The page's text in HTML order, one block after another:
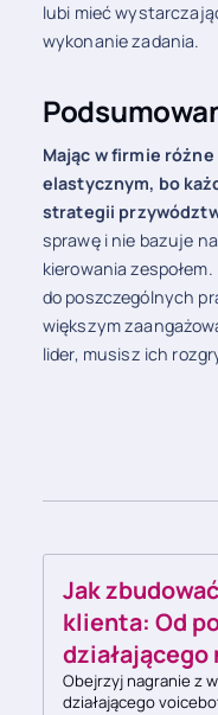
Jak
klienta: Od
działającego
Obejrzyj nagranie z
działającego
lubi mieć
wykonanie zadania.
Mając w firmie
elastycznym, bo
strategii
sprawę i nie bazuje
kierowania
do poszczególnych
większym
lider, musisz ich